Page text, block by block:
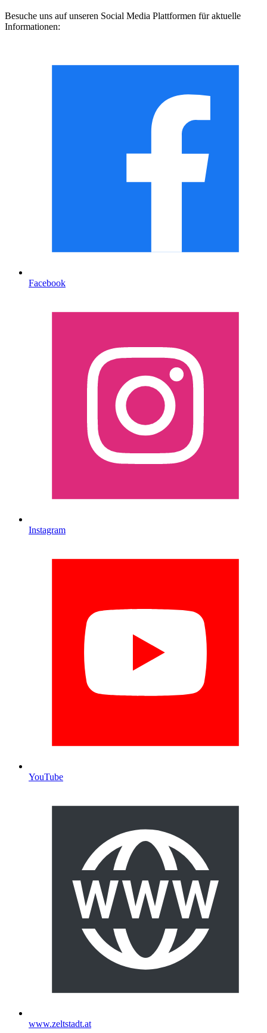
Besuche uns auf unseren Social Media Plattformen für aktuelle
Informationen:
Facebook
Instagram
YouTube
www.zeltstadt.at